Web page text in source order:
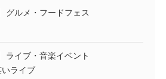
グルメ・フードフェス
ライブ・音楽イベント
ライブ